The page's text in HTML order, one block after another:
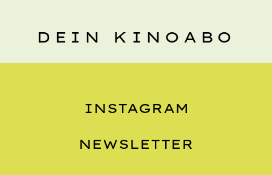
DEIN KINOABO
INSTAGRAM
NEWSLETTER